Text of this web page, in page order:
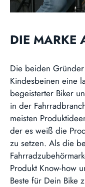
DIE MARKE
Die beiden
Kindesbeinen eine
begeisterter Biker
in der
meisten
der es weiß die
zu setzen. Als die
Produkt Know-how
Beste für Dein Bike